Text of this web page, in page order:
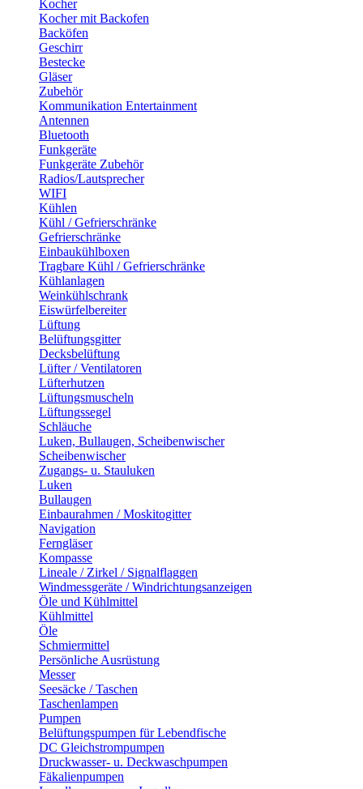
Kocher
Kocher mit Backofen
Backöfen
Geschirr
Bestecke
Gläser
Zubehör
Kommunikation Entertainment
Antennen
Bluetooth
Funkgeräte
Funkgeräte Zubehör
Radios/Lautsprecher
WIFI
Kühlen
Kühl / Gefrierschränke
Gefrierschränke
Einbaukühlboxen
Tragbare Kühl / Gefrierschränke
Kühlanlagen
Weinkühlschrank
Eiswürfelbereiter
Lüftung
Belüftungsgitter
Decksbelüftung
Lüfter / Ventilatoren
Lüfterhutzen
Lüftungsmuscheln
Lüftungssegel
Schläuche
Luken, Bullaugen, Scheibenwischer
Scheibenwischer
Zugangs- u. Stauluken
Luken
Bullaugen
Einbaurahmen / Moskitogitter
Navigation
Ferngläser
Kompasse
Lineale / Zirkel / Signalflaggen
Windmessgeräte / Windrichtungsanzeigen
Öle und Kühlmittel
Kühlmittel
Öle
Schmiermittel
Persönliche Ausrüstung
Messer
Seesäcke / Taschen
Taschenlampen
Pumpen
Belüftungspumpen für Lebendfische
DC Gleichstrompumpen
Druckwasser- u. Deckwaschpumpen
Fäkalienpumpen